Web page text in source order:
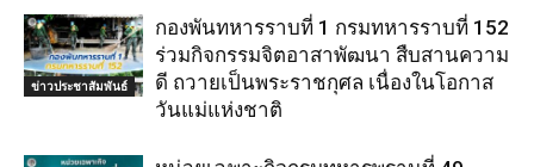
ข่าวประชาสัมพันธ์
กองพันทหารราบที่ 1 กรมทหารราบที่ 152
ร่วมกิจกรรมจิตอาสาพัฒนา สืบสานความ
ดี ถวายเป็นพระราชกุศล เนื่องในโอกาส
วันแม่แห่งชาติ